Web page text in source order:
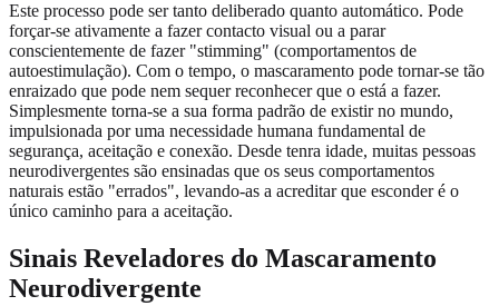
Este processo pode ser tanto deliberado quanto automático. Pode
forçar-se ativamente a fazer contacto visual ou a parar
conscientemente de fazer "stimming" (comportamentos de
autoestimulação). Com o tempo, o mascaramento pode tornar-se tão
enraizado que pode nem sequer reconhecer que o está a fazer.
Simplesmente torna-se a sua forma padrão de existir no mundo,
impulsionada por uma necessidade humana fundamental de
segurança, aceitação e conexão. Desde tenra idade, muitas pessoas
neurodivergentes são ensinadas que os seus comportamentos
naturais estão "errados", levando-as a acreditar que esconder é o
único caminho para a aceitação.
Sinais Reveladores do Mascaramento
Neurodivergente